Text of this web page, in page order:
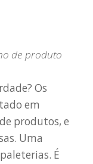
de produto
Os
em
produtos, e
Uma
É